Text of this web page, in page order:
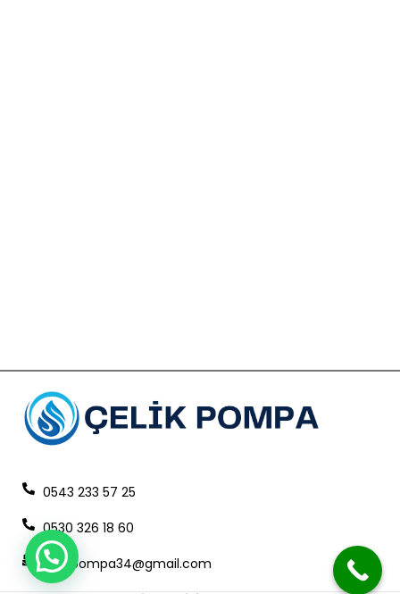
0543 233 57 25
0530 326 18 60
celikpompa34@gmail.com